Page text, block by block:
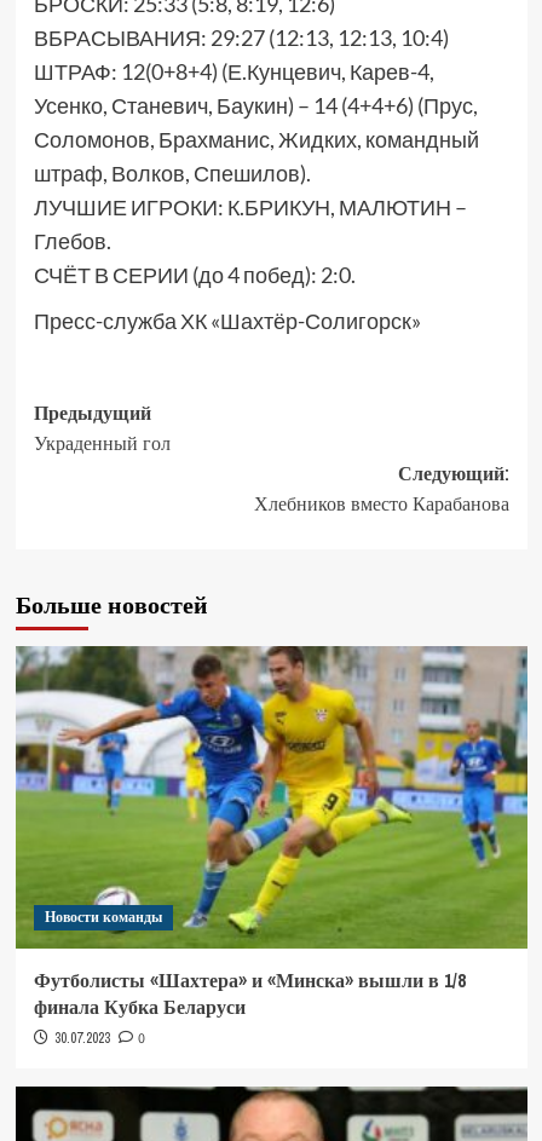
ВБРАСЫВАНИЯ: 29:27 (12:13, 12:13, 10:4)
ШТРАФ: 12(0+8+4) (Е.Кунцевич, Карев-4,
Усенко, Станевич, Баукин) – 14 (4+4+6) (Прус,
Соломонов, Брахманис, Жидких, командный
штраф, Волков, Спешилов).
ЛУЧШИЕ ИГРОКИ: К.БРИКУН, МАЛЮТИН –
Глебов.
СЧЁТ В СЕРИИ (до 4 побед): 2:0.
Пресс-служба ХК «Шахтёр-Солигорск»
Предыдущий
Украденный гол
Следующий:
Хлебников вместо Карабанова
Больше новостей
Новости команды
Футболисты «Шахтера» и «Минска» вышли в 1/8
финала Кубка Беларуси
30.07.2023 0